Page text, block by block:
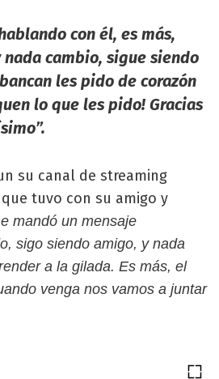
con él, es más,
cambio, sigue siendo
les pido de corazón
lo que les pido! Gracias
su canal de streaming
tuvo con su amigo y
mandó un mensaje
sigo siendo amigo, y nada
a la gilada. Es más, el
venga nos vamos a juntar